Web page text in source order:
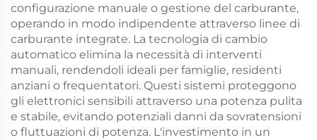
configurazione manuale o gestione del carburante,
operando in modo indipendente attraverso linee di
carburante integrate. La tecnologia di cambio
automatico elimina la necessità di interventi
manuali, rendendoli ideali per famiglie, residenti
anziani o frequentatori. Questi sistemi proteggono
gli elettronici sensibili attraverso una potenza pulita
e stabile, evitando potenziali danni da sovratensioni
o fluttuazioni di potenza. L'investimento in un